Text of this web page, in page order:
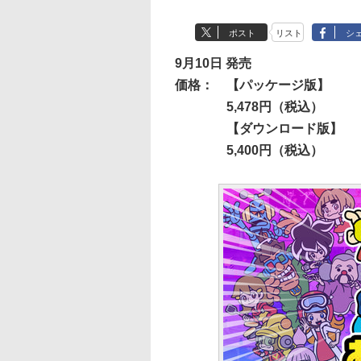
ポスト リスト シ
9月10日 発売
価格：
【パッケージ版】
5,478円（税込）
【ダウンロード版】
5,400円（税込）